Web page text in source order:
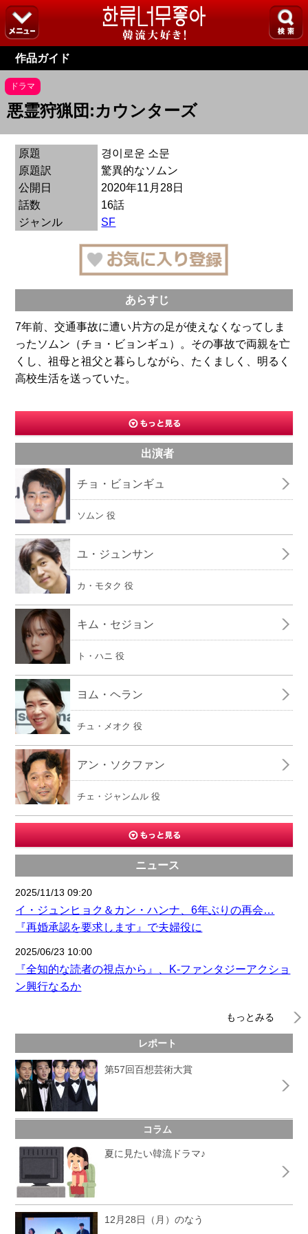
作品ガイド
ドラマ
悪霊狩猟団:カウンターズ
原題
경이로운 소문
原題訳
驚異的なソムン
公開日
2020年11月28日
話数
16話
ジャンル
SF
あらすじ
7年前、交通事故に遭い片方の足が使えなくなってしま
ったソムン（チョ・ビョンギュ）。その事故で両親を亡
くし、祖母と祖父と暮らしながら、たくましく、明るく
高校生活を送っていた。
出演者
チョ・ビョンギュ
ソムン 役
ユ・ジュンサン
カ・モタク 役
キム・セジョン
ト・ハニ 役
ヨム・ヘラン
チュ・メオク 役
アン・ソクファン
チェ・ジャンムル 役
ニュース
2025/11/13 09:20
イ・ジュンヒョク＆カン・ハンナ、6年ぶりの再会…
『再婚承認を要求します』で夫婦役に
2025/06/23 10:00
『全知的な読者の視点から』、K-ファンタジーアクショ
ン興行なるか
もっとみる
レポート
第57回百想芸術大賞
コラム
夏に見たい韓流ドラマ♪
12月28日（月）のなう